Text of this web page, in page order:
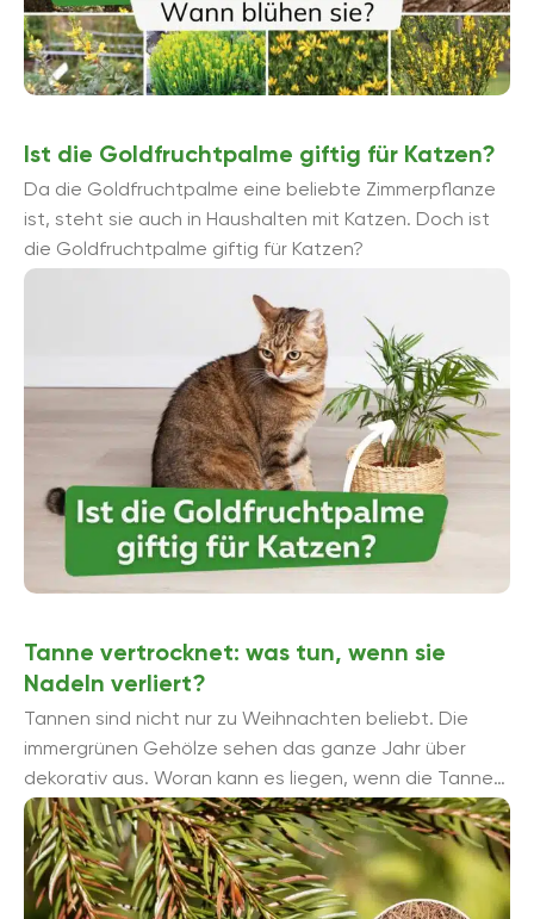
Ist die Goldfruchtpalme giftig für Katzen?
Da die Goldfruchtpalme eine beliebte Zimmerpflanze
ist, steht sie auch in Haushalten mit Katzen. Doch ist
die Goldfruchtpalme giftig für Katzen?
Tanne vertrocknet: was tun, wenn sie
Nadeln verliert?
Tannen sind nicht nur zu Weihnachten beliebt. Die
immergrünen Gehölze sehen das ganze Jahr über
dekorativ aus. Woran kann es liegen, wenn die Tanne
vertrocknet und plötzlich ...